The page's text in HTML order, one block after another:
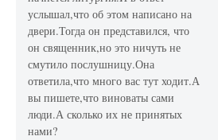
услышал,что об этом написано на
двери.Тогда он представился, что
он священник,но это ничуть не
смутило послушницу.Она
ответила,что много вас тут ходит.А
вы пишете,что виноваты сами
люди.А сколько их не принятых
нами?